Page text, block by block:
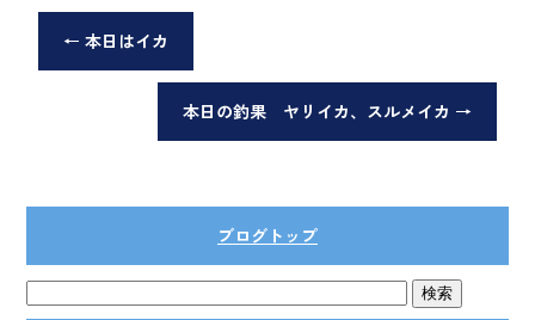
← 本日はイカ
本日の釣果 ヤリイカ、スルメイカ →
ブログトップ